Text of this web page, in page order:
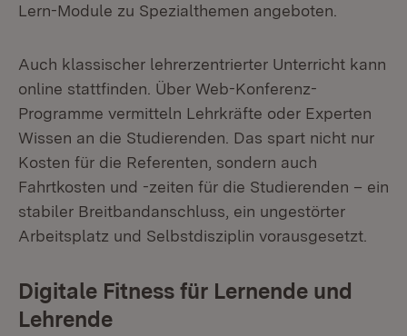
Lern-Module zu Spezialthemen angeboten.
Auch klassischer lehrerzentrierter Unterricht kann
online stattfinden. Über Web-Konferenz-
Programme vermitteln Lehrkräfte oder Experten
Wissen an die Studierenden. Das spart nicht nur
Kosten für die Referenten, sondern auch
Fahrtkosten und -zeiten für die Studierenden – ein
stabiler Breitbandanschluss, ein ungestörter
Arbeitsplatz und Selbstdisziplin vorausgesetzt.
Digitale Fitness für Lernende und
Lehrende